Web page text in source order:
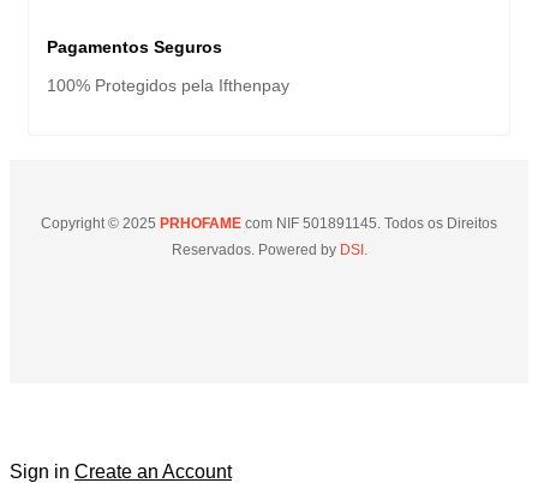
Pagamentos Seguros
100% Protegidos pela Ifthenpay
Copyright © 2025 PRHOFAME com NIF 501891145. Todos os Direitos
Reservados. Powered byDSI.
Sign in Create an Account